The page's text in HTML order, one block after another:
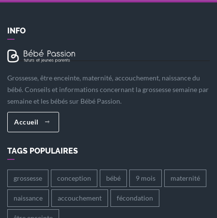
INFO
Grossesse, être enceinte, maternité, accouchement, naissance du
bébé. Conseils et informations concernant la grossesse semaine par
semaine et les bébés sur Bébé Passion.
Accueil
TAGS POPULAIRES
grossesse conception bébé 9 mois maternité
naissance accouchement fécondation